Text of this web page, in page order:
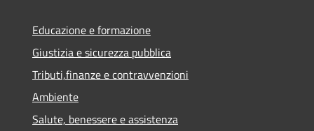
Educazione e formazione
Giustizia e sicurezza pubblica
Tributi,finanze e contravvenzioni
Ambiente
Salute, benessere e assistenza